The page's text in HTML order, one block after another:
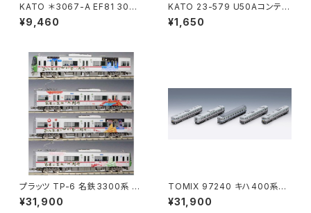
KATO ＊3067-A EF81 300
JR貨物更新(ローズピンク) 鉄
道模型 Nゲージ（新品 在庫
¥9,460
KATO 23-579 U50Aコンテナ
(佐川急便) 2個入 Nゲージ 鉄
道模型（新品 在庫品）
¥1,650
プラッツ TP-6 名鉄3300系 徳
川家康ラッピング4両 鉄道模型
（新品 在庫品）
¥31,900
TOMIX 97240 キハ400系急
行ディーゼルカー（利尻）セット
（5両） Nゲージ 鉄道模型 北海
¥31,900